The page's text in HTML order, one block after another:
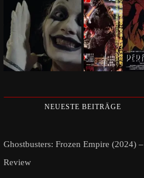
NEUESTE BEITRÄGE
Ghostbusters: Frozen Empire (2024) –
Review